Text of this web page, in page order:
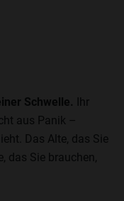
Schwelle.
Ihr
aus Panik –
Das Alte, das Sie
das Sie brauchen,